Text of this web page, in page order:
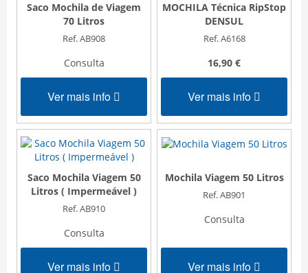
Saco Mochila de Viagem
70 Litros
Ref. AB908
Consulta
Ver mais info
MOCHILA Técnica RipStop
DENSUL
Ref. A6168
16,90 €
Ver mais info
Saco Mochila Viagem 50
Litros ( Impermeável )
Ref. AB910
Consulta
Ver mais info
Mochila Viagem 50 Litros
Ref. AB901
Consulta
Ver mais info